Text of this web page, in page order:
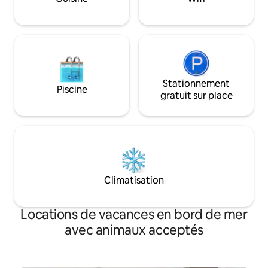
unique, d'un micro-ondes et d'un
tranquille.
Piscine
Stationnement
gratuit sur place
Climatisation
Locations de vacances en bord de mer
avec animaux acceptés